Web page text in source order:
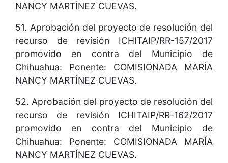
NANCY MARTÍNEZ CUEVAS.
51. Aprobación del proyecto de resolución del
recurso de revisión ICHITAIP/RR-157/2017
promovido en contra del Municipio de
Chihuahua: Ponente: COMISIONADA MARÍA
NANCY MARTÍNEZ CUEVAS.
52. Aprobación del proyecto de resolución del
recurso de revisión ICHITAIP/RR-162/2017
promovido en contra del Municipio de
Chihuahua: Ponente: COMISIONADA MARÍA
NANCY MARTÍNEZ CUEVAS.